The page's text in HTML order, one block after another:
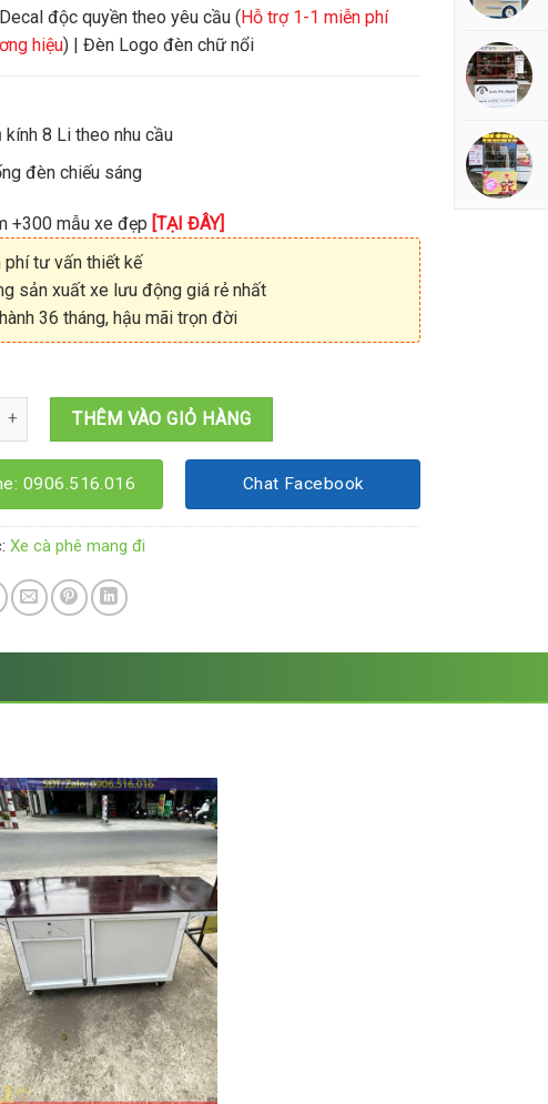
Decal độc quyền theo yêu cầu (Hỗ trợ 1-1 miễn phí
hiệu) | Đèn Logo đèn chữ nổi
kính 8 Li theo nhu cầu
đèn chiếu sáng
+300 mẫu xe đẹp [TẠI ĐÂY]
phí tư vấn thiết kế
sản xuất xe lưu động giá rẻ nhất
36 tháng, hậu mãi trọn đời
1Mx60x84 số lượng
THÊM VÀO GIỎ HÀNG
0906.516.016 Chat Facebook
Xe cà phê mang đi